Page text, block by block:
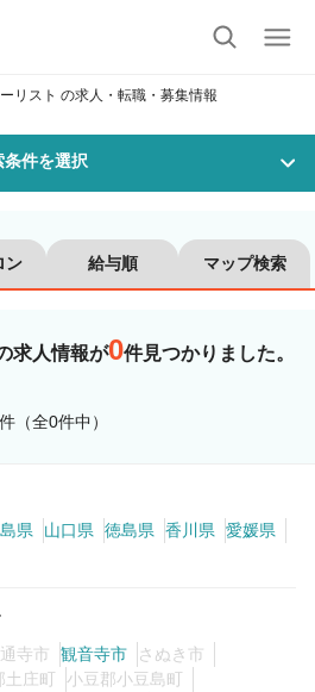
リスト の求人・転職・募集情報
条件を選択
区町村を選択
フロント・レセプション
営業・販売スタッフ・その他
ン 給与順 マップ検索
求人情報が0件見つかりました。
（全0件中）
県 山口県 徳島県 香川県
愛媛県
寺市 観音寺市
さぬき市
土庄町
小豆郡小豆島町